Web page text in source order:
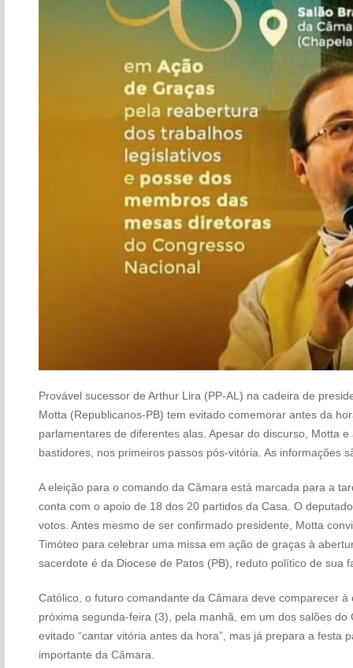
Provável sucessor de Arthur Lira (PP-AL) na cadeira de
Motta (Republicanos-PB) tem evitado comemorar antes da
parlamentares de diferentes alas. Apesar do discurso, Motta
bastidores, nos primeiros passos pós-vitória. As informações
A eleição para o comando da Câmara está marcada para a
conta com o apoio de 18 dos 20 partidos da Casa. O
votos. Antes mesmo de ser confirmado presidente, Motta
Timóteo para celebrar uma missa em ação de graças à
sacerdote é da Diocese de Patos (PB), reduto político de sua
Católico, o futuro comandante da Câmara deve comparecer
próxima segunda-feira (3), pela manhã, em um dos salões
evitado “cantar vitória antes da hora”, mas já prepara a festa
importante da Câmara.